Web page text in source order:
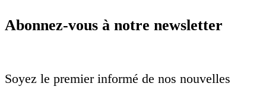
Abonnez-vous à notre newsletter
Soyez le premier informé de nos nouvelles